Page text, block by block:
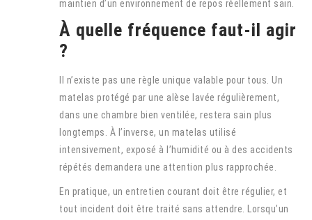
maintien d’un environnement de repos réellement sain.
À quelle fréquence faut-il agir
?
Il n’existe pas une règle unique valable pour tous. Un
matelas protégé par une alèse lavée régulièrement,
dans une chambre bien ventilée, restera sain plus
longtemps. À l’inverse, un matelas utilisé
intensivement, exposé à l’humidité ou à des accidents
répétés demandera une attention plus rapprochée.
En pratique, un entretien courant doit être régulier, et
tout incident doit être traité sans attendre. Lorsqu’un